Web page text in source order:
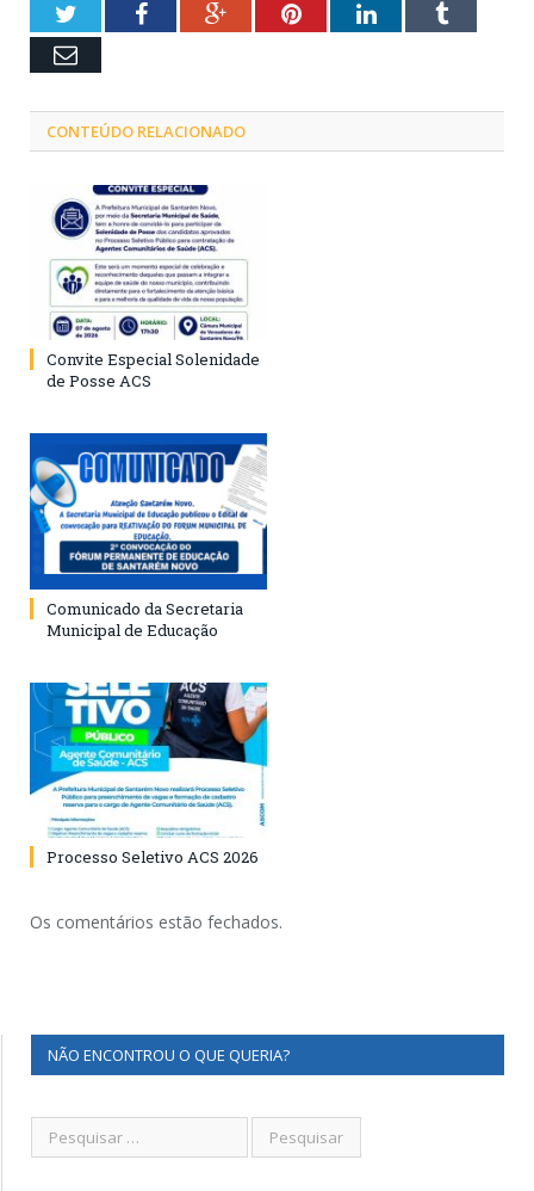
TwitterFacebookGoogle+PinterestLinkedInTumblr
Email
CONTEÚDO RELACIONADO
Convite Especial Solenidade
de Posse ACS
Comunicado da Secretaria
Municipal de Educação
Processo Seletivo ACS 2026
Os comentários estão fechados.
NÃO ENCONTROU O QUE QUERIA?